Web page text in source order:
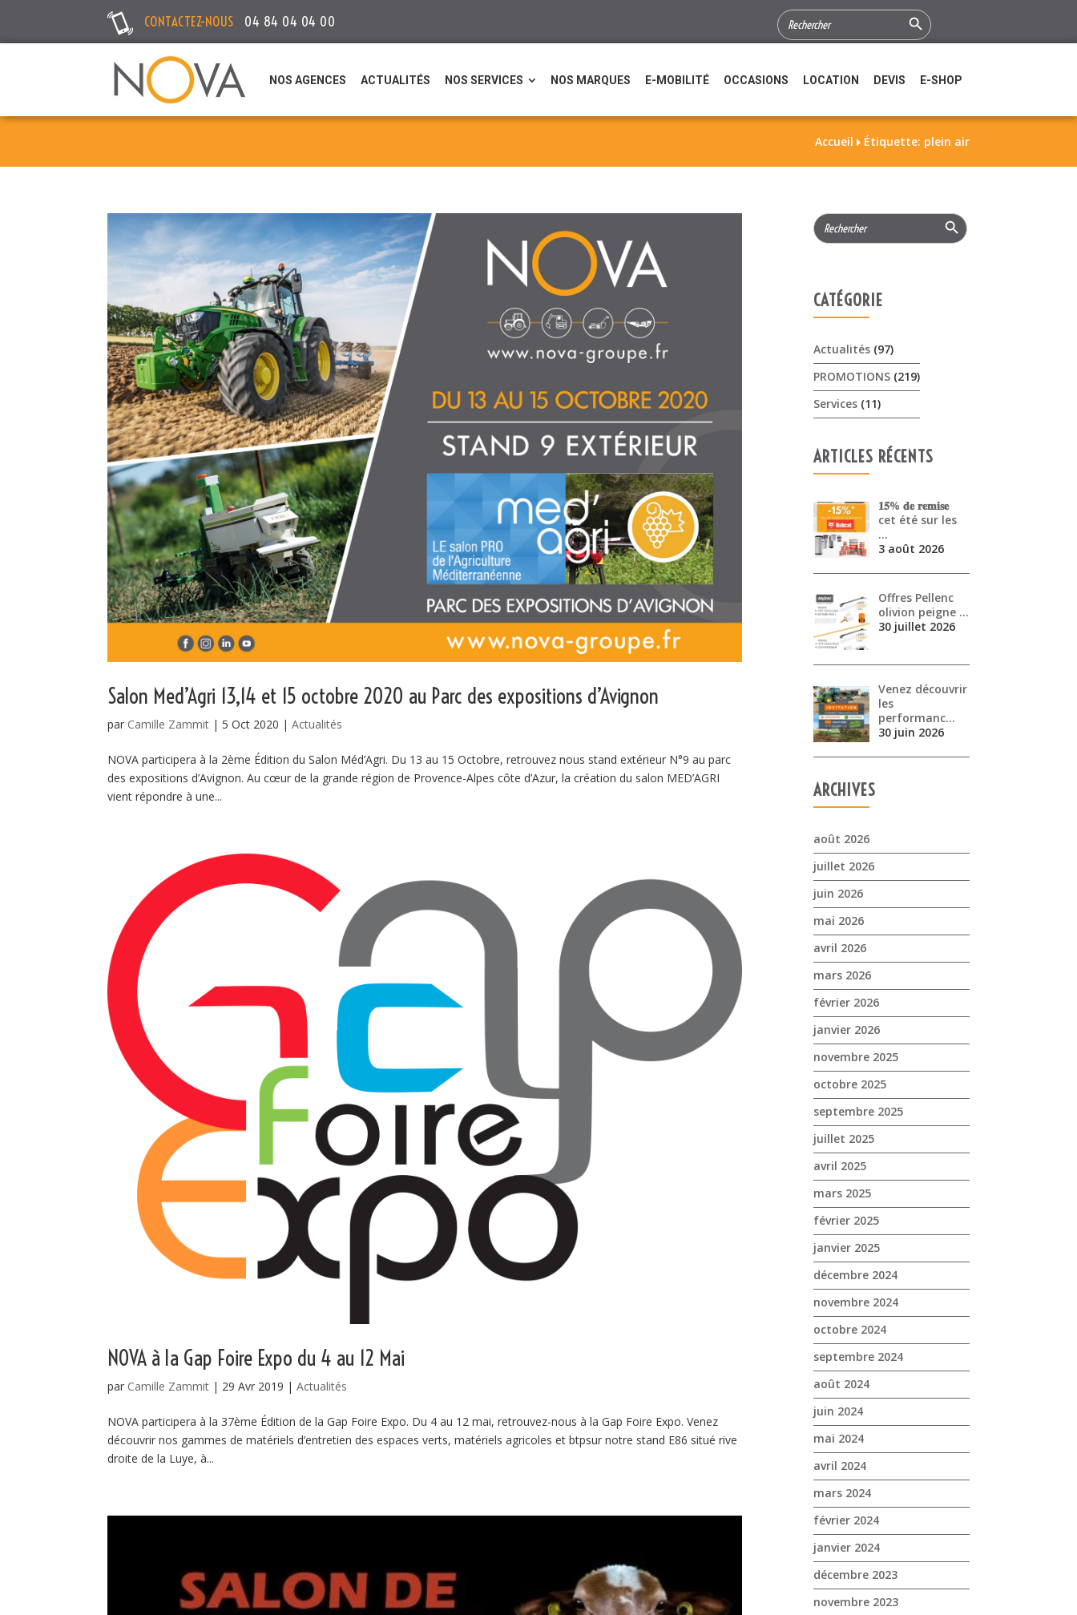
CONTACTEZ-NOUS 04 84 04 04 00
SEARCH
FOR:
Search Button
NOS AGENCES ACTUALITÉS NOS SERVICES NOS MARQUES E-MOBILITÉ OCCASIONS LOCATION DEVIS E-SHOP
Accueil  Étiquette: plein air
Salon Med’Agri 13,14 et 15 octobre 2020 au Parc des expositions d’Avignon
par Camille Zammit |5 Oct 2020 |Actualités
NOVA participera à la 2ème Édition du Salon Méd’Agri. Du 13 au 15 Octobre, retrouvez nous stand extérieur N°9 au parc
des expositions d’Avignon. Au cœur de la grande région de Provence-Alpes côte d’Azur, la création du salon MED’AGRI
vient répondre à une...
NOVA à la Gap Foire Expo du 4 au 12 Mai
par Camille Zammit | 29 Avr 2019 |Actualités
NOVA participera à la 37ème Édition de la Gap Foire Expo. Du 4 au 12 mai, retrouvez-nous à la Gap Foire Expo. Venez
découvrir nos gammes de matériels d’entretien des espaces verts, matériels agricoles et btpsur notre stand E86 situé rive
droite de la Luye, à...
Search
for:
Search Button
CATÉGORIE
Actualités (97)
PROMOTIONS (219)
Services (11)
ARTICLES RÉCENTS
𝟏𝟓% 𝐝𝐞 𝐫𝐞𝐦𝐢𝐬𝐞
cet été sur les
…
3 août 2026
Offres Pellenc
olivion peigne …
30 juillet 2026
Venez découvrir
les
performanc…
30 juin 2026
ARCHIVES
août 2026
juillet 2026
juin 2026
mai 2026
avril 2026
mars 2026
février 2026
janvier 2026
novembre 2025
octobre 2025
septembre 2025
juillet 2025
avril 2025
mars 2025
février 2025
janvier 2025
décembre 2024
novembre 2024
octobre 2024
septembre 2024
août 2024
juin 2024
mai 2024
avril 2024
mars 2024
février 2024
janvier 2024
décembre 2023
novembre 2023